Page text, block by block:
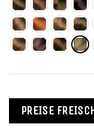
PREISE